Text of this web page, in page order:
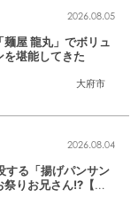
大府市
2026.08.05
屋 龍丸」でボリュ
を堪能してきた
2026.08.04
する「揚げパンサン
祭りお兄さん!?【ち